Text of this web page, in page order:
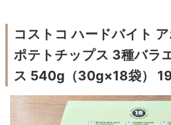
コストコ ハードバイト
ポテトチップス 3種バラ
ス 540g（30g×18袋）